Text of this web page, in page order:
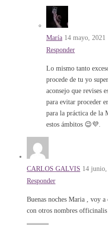
María 14 mayo, 2021
Responder
Lo mismo tanto
procede de tu yo
aconsejo que revises
para evitar proceder
para la práctica de la
estos ámbitos 😉💜.
CARLOS GALVIS 14
Responder
Buenas noches Maria , voy
con otros nombres